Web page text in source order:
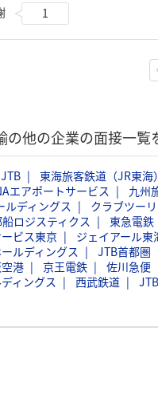
1
の他の企業の面接一覧
JTB 東海旅客鉄道（JR東海）
エアポートサービス 九州
ルディングス クラブツー
ロジスティクス 東急電鉄
ビス東京 ジェイアール東
ルディングス JTB首都圏
港 京王電鉄 佐川急便
ィングス 西武鉄道